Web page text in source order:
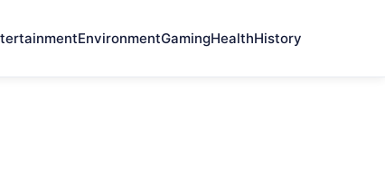
EnvironmentGamingHealthHistory